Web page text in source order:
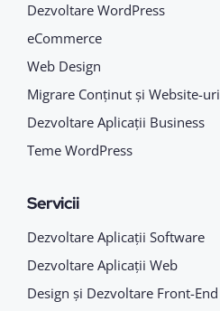
Dezvoltare WordPress
eCommerce
Web Design
Migrare Conținut și Website-uri
Dezvoltare Aplicații Business
Teme WordPress
Servicii
Dezvoltare Aplicații Software
Dezvoltare Aplicații Web
Design și Dezvoltare Front-End